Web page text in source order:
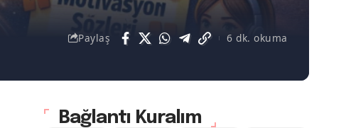
Paylaş 6 dk. okuma
Bağlantı Kuralım